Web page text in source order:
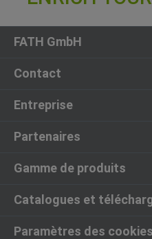
FATH GmbH
Contact
Entreprise
Partenaires
Gamme de produits
Catalogues et
Paramètres des cookies